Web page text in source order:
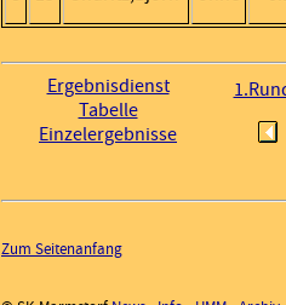
Ergebnisdienst
Tabelle
Einzelergebnisse
Zum Seitenanfang